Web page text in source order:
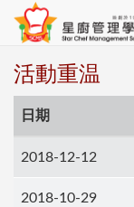
活動重温
日期
2018-12-12
2018-10-29